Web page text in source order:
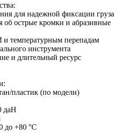
для надежной фиксации груза
об острые кромки и абразивные
и температурным перепадам
инструмента
и длительный ресурс
пластик (по модели)
даН
до +80 °С